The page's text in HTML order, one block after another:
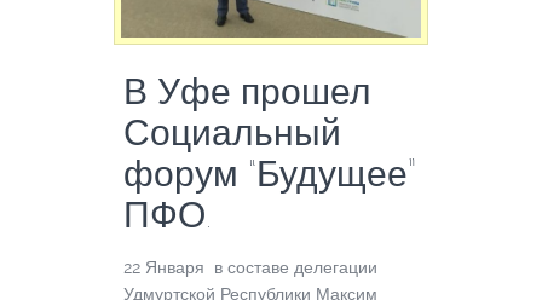
В Уфе прошел
Социальный
форум “Будущее”
ПФО.
22 Января в составе делегации
Удмуртской Республики Максим